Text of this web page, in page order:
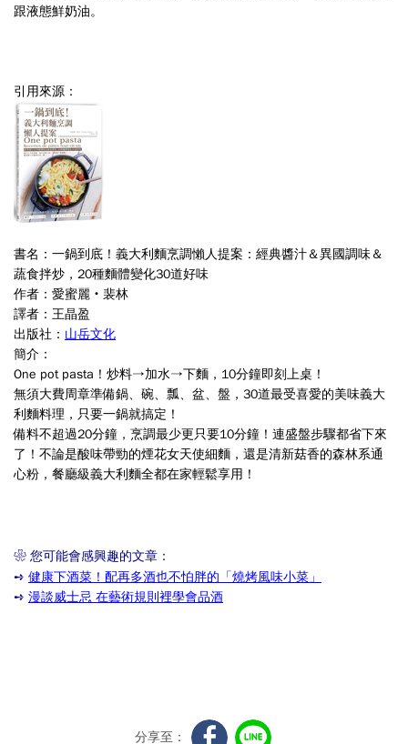
跟液態鮮奶油。
引用來源：
書名：一鍋到底！義大利麵烹調懶人提案：經典醬汁＆異國調味＆
蔬食拌炒，20種麵體變化30道好味
作者：愛蜜麗‧裴林
譯者：王晶盈
出版社： 山岳文化
簡介：
One pot pasta！炒料→加水→下麵，10分鐘即刻上桌！
無須大費周章準備鍋、碗、瓢、盆、盤，30道最受喜愛的美味義大
利麵料理，只要一鍋就搞定！
備料不超過20分鐘，烹調最少更只要10分鐘！連盛盤步驟都省下來
了！不論是酸味帶勁的煙花女天使細麵，還是清新菇香的森林系通
心粉，餐廳級義大利麵全都在家輕鬆享用！
❀ 您可能會感興趣的文章：
➺ 健康下酒菜！配再多酒也不怕胖的「燒烤風味小菜」
➺ 漫談威士忌 在藝術規則裡學會品酒
分享至：